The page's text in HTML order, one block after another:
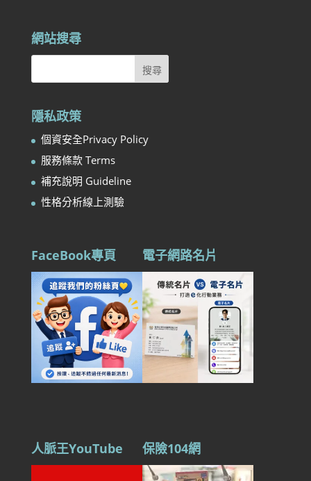
網站搜尋
隱私政策
個資安全Privacy Policy
服務條款 Terms
補充說明 Guideline
性格分析線上測驗
FaceBook專頁 電子網路名片
人脈王YouTube 保險104網